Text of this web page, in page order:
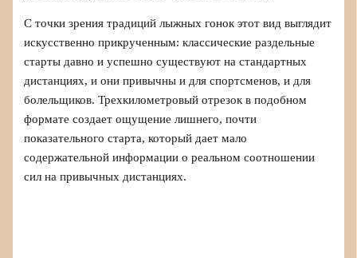
С точки зрения традиций лыжных гонок этот вид выглядит
искусственно прикрученным: классические раздельные
старты давно и успешно существуют на стандартных
дистанциях, и они привычны и для спортсменов, и для
болельщиков. Трехкилометровый отрезок в подобном
формате создает ощущение лишнего, почти
показательного старта, который дает мало
содержательной информации о реальном соотношении
сил на привычных дистанциях.